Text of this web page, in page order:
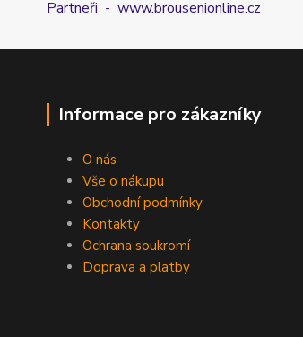
Partneři - www.brousenionline.cz
Informace pro zákazníky
O nás
Vše o nákupu
Obchodní podmínky
Kontakty
Ochrana soukromí
Doprava a platby